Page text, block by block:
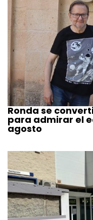
Ronda se
para admirar el
agosto